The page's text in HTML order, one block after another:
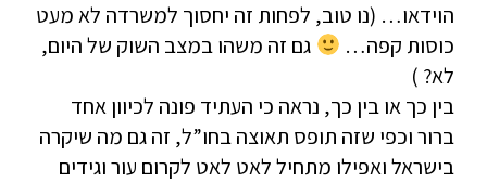
הוידאו… (נו טוב, לפחות זה יחסוך למשרדה לא מעט
כוסות קפה…
גם זה משהו במצב השוק של היום,
לא? )
בין כך או בין כך, נראה כי העתיד פונה לכיוון אחד
ברור וכפי שזה תופס תאוצה בחו”ל, זה גם מה שיקרה
בישראל ואפילו מתחיל לאט לאט לקרום עור וגידים